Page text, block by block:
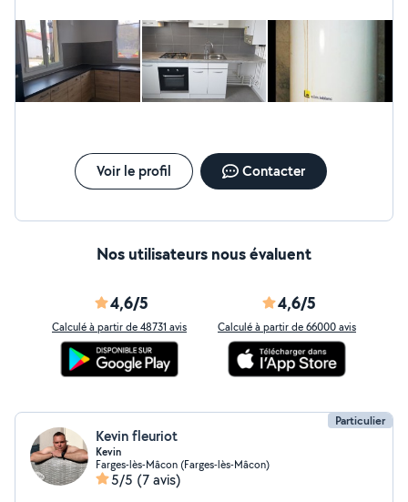
Voir le profil Contacter
Nos utilisateurs nous évaluent
4,6/5
Calculé à partir de 48731 avis
4,6/5
Calculé à partir de 66000 avis
Particulier
Kevin fleuriot
Kevin
Farges-lès-Mâcon (Farges-lès-Mâcon)
5/5 (7 avis)